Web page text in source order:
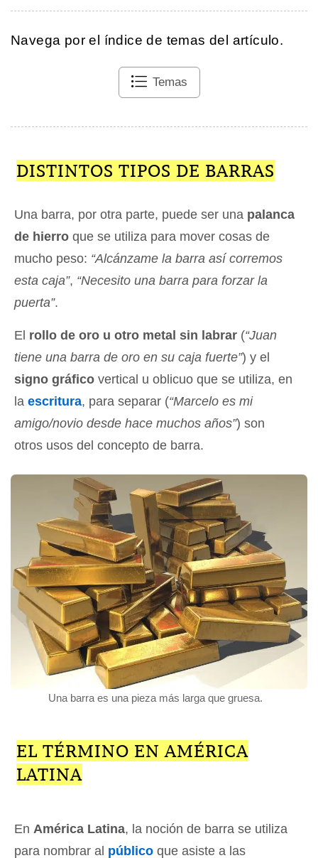
Navega por el índice de temas del artículo.
Temas
DISTINTOS TIPOS DE BARRAS
Una barra, por otra parte, puede ser una palanca
de hierro que se utiliza para mover cosas de
mucho peso: “Alcánzame la barra así corremos
esta caja”, “Necesito una barra para forzar la
puerta”.
El rollo de oro u otro metal sin labrar (“Juan
tiene una barra de oro en su caja fuerte”) y el
signo gráfico vertical u oblicuo que se utiliza, en
la escritura, para separar (“Marcelo es mi
amigo/novio desde hace muchos años”) son
otros usos del concepto de barra.
Una barra es una pieza más larga que gruesa.
EL TÉRMINO EN AMÉRICA
LATINA
En América Latina, la noción de barra se utiliza
para nombrar al público que asiste a las